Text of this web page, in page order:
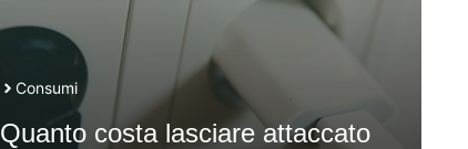
Consumi
Quanto costa lasciare attaccato